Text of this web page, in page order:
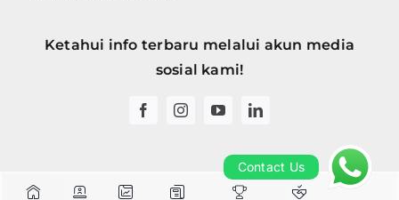
Ketahui info terbaru melalui akun media
sosial kami!
Contact Us Contact Us